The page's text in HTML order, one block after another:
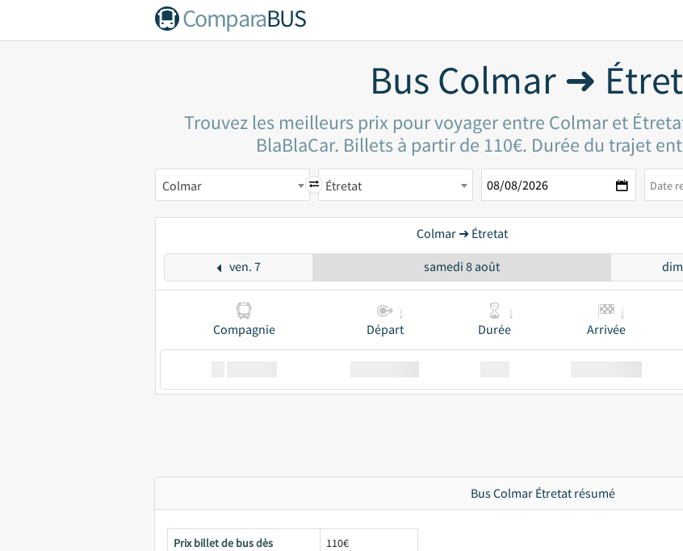
ComparaBUS
Bus Colmar ➜
Trouvez les meilleurs prix pour voyager entre Colmar et
BlaBlaCar. Billets à partir de 110€. Durée du trajet
Colmar Étretat
Colmar ➜ Étretat
ven. 7 samedi 8 août
Compagnie Départ Durée Arrivée
Bus Colmar Étretat résumé
Prix billet de bus dès
110€